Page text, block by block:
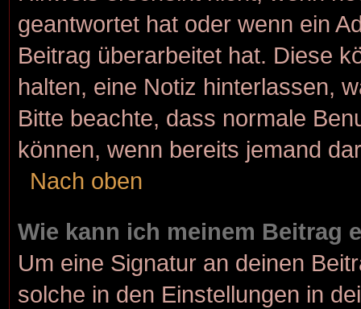
geantwortet hat oder wenn ein
Beitrag überarbeitet hat. Diese
halten, eine Notiz hinterlassen,
Bitte beachte, dass normale
können, wenn bereits jemand
Nach oben
Wie kann ich meinem Beitrag
Um eine Signatur an deinen
solche in den Einstellungen in